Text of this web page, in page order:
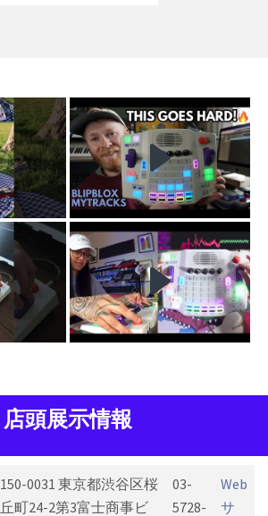
店頭展示情報
150-0031 東京都渋谷区桜
丘町24-2第3富士商事ビ
03-
5728-
Web
サ